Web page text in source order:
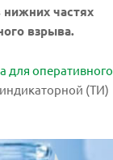
нижних частях
взрыва.
для оперативного
(ТИ)